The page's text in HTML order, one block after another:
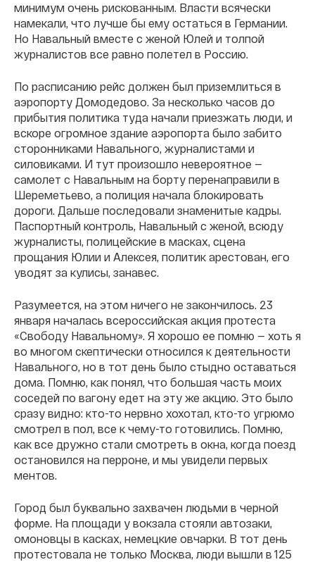
минимум очень рискованным. Власти всячески
намекали, что лучше бы ему остаться в Германии.
Но Навальный вместе с женой Юлей и толпой
журналистов все равно полетел в Россию.
По расписанию рейс должен был приземлиться в
аэропорту Домодедово. За несколько часов до
прибытия политика туда начали приезжать люди, и
вскоре огромное здание аэропорта было забито
сторонниками Навального, журналистами и
силовиками. И тут произошло невероятное —
самолет с Навальным на борту перенаправили в
Шереметьево, а полиция начала блокировать
дороги. Дальше последовали знаменитые кадры.
Паспортный контроль, Навальный с женой, всюду
журналисты, полицейские в масках, сцена
прощания Юлии и Алексея, политик арестован, его
уводят за кулисы, занавес.
Разумеется, на этом ничего не закончилось. 23
января началась всероссийская акция протеста
«Свободу Навальному». Я хорошо ее помню — хоть я
во многом скептически относился к деятельности
Навального, но в тот день было стыдно оставаться
дома. Помню, как понял, что большая часть моих
соседей по вагону едет на эту же акцию. Это было
сразу видно: кто-то нервно хохотал, кто-то угрюмо
смотрел в пол, все к чему-то готовились. Помню,
как все дружно стали смотреть в окна, когда поезд
остановился на перроне, и мы увидели первых
ментов.
Город был буквально захвачен людьми в черной
форме. На площади у вокзала стояли автозаки,
омоновцы в касках, немецкие овчарки. В тот день
протестовала не только Москва, люди вышли в 125